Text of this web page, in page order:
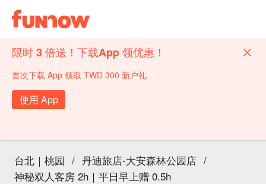
限时 3 倍送！下载App 领优惠！
首次下载 App 领取 TWD 300 新户礼
使用 App
台北｜桃园 / 丹迪旅店-大安森林公园店 /
神秘双人客房 2h｜平日早上赠 0.5h